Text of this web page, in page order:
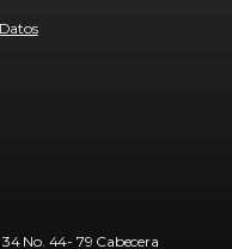
No. 44- 79 Cabecera